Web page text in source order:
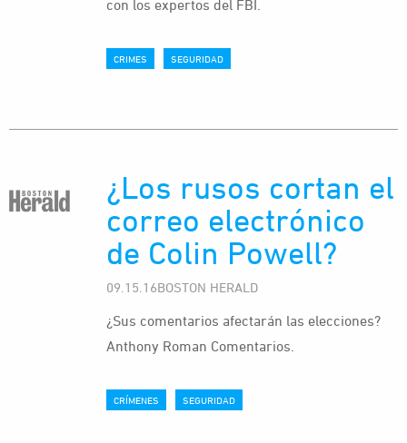
con los expertos del FBI.
CRIMES SEGURIDAD
¿Los rusos cortan el
correo electrónico
de Colin Powell?
09.15.16BOSTON HERALD
¿Sus comentarios afectarán las elecciones?
Anthony Roman Comentarios.
CRÍMENES SEGURIDAD